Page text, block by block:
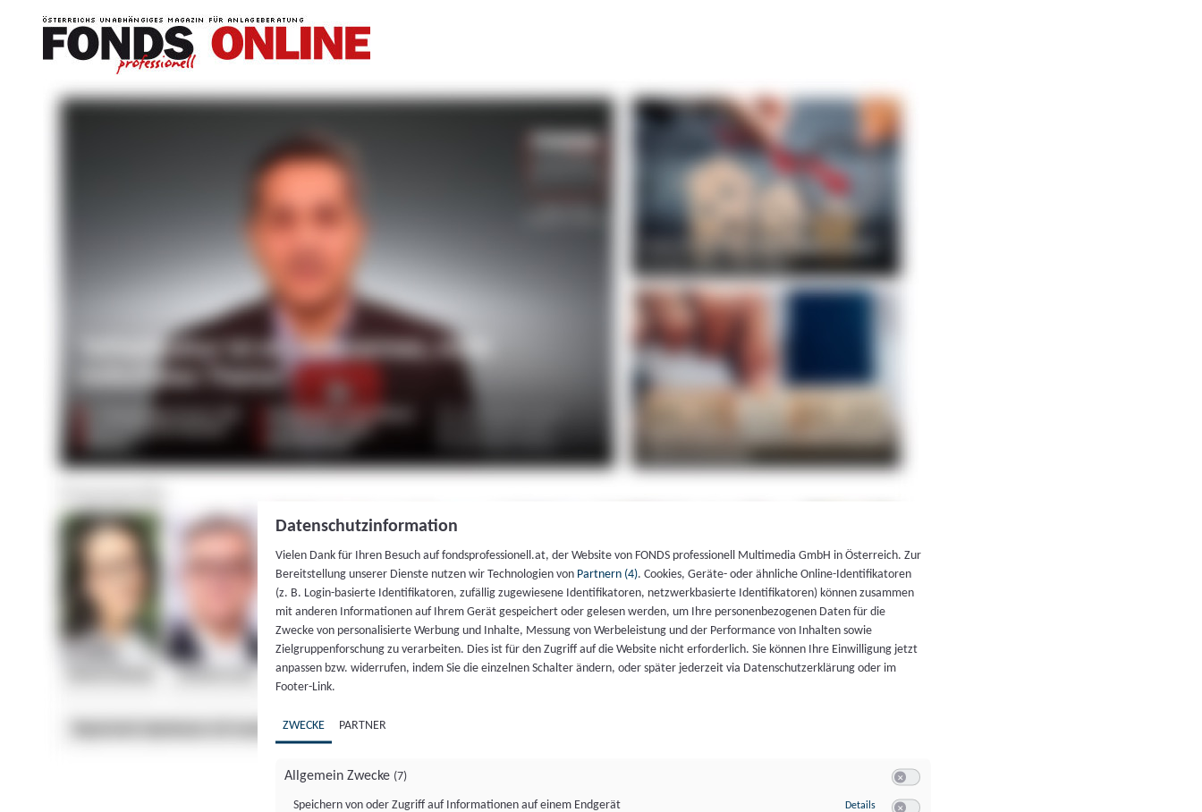
Datenschutzinformation
Vielen Dank für Ihren Besuch auf fondsprofessionell.at, der Website von FONDS professionell Multimedia GmbH in Österreich. Zur
Bereitstellung unserer Dienste nutzen wir Technologien von Partnern (4). Cookies, Geräte- oder ähnliche Online-Identifikatoren
(z. B. Login-basierte Identifikatoren, zufällig zugewiesene Identifikatoren, netzwerkbasierte Identifikatoren) können zusammen
mit anderen Informationen auf Ihrem Gerät gespeichert oder gelesen werden, um Ihre personenbezogenen Daten für die
Zwecke von personalisierte Werbung und Inhalte, Messung von Werbeleistung und der Performance von Inhalten sowie
Zielgruppenforschung zu verarbeiten. Dies ist für den Zugriff auf die Website nicht erforderlich. Sie können Ihre Einwilligung jetzt
anpassen bzw. widerrufen, indem Sie die einzelnen Schalter ändern, oder später jederzeit via Datenschutzerklärung oder im
Footer-Link.
ZWECKE PARTNER
Allgemein Zwecke (7)
Speichern von oder Zugriff auf Informationen auf einem Endgerät
Details zu Speichern von oder Zugriff auf Informationen auf einem Endgerät